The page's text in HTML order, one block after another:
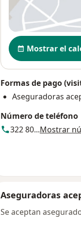
Disponibilidad
Mostrar el
Formas de pago
Aseguradoras
Número de teléfono
322 80...Mostrar
Aseguradoras
Se aceptan